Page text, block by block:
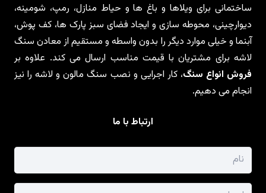
ساختمانی برای ویلاها و باغ ها و حیاط منازل، رمپ، شومینه،
دیوارچینی، محوطه سازی و ایجاد فضای سبز پارک ها، کف پوش،
آبنما و خیلی موارد دیگر را بدون واسطه و مستقیم از معادن سنگ
لاشه برای مشتریان با قیمت مناسب ارسال می کند. علاوه بر
فروش انواع سنگ، کار اجرایی و نصب سنگ مالون و لاشه را نیز
انجام می دهیم.
ارتباط با ما